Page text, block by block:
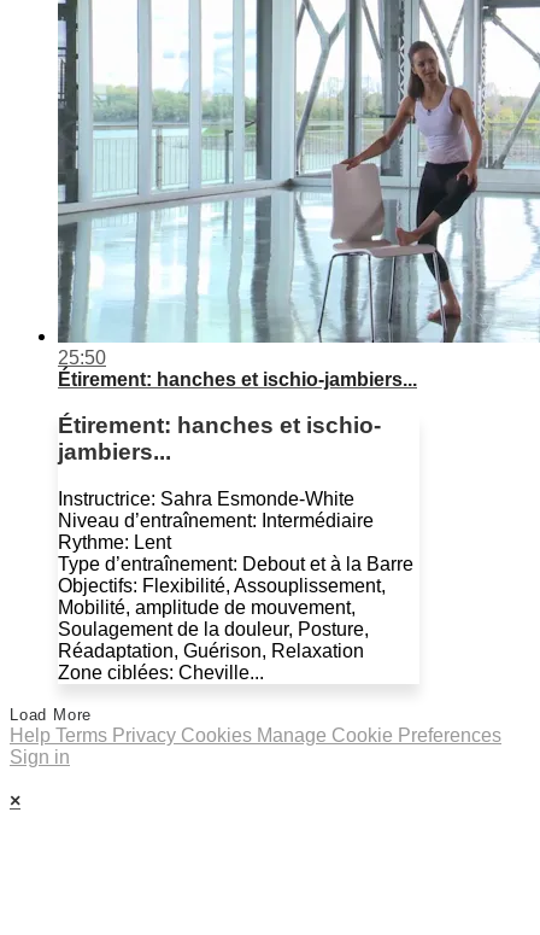
25:50
Étirement: hanches et ischio-jambiers...
Étirement: hanches et ischio-
jambiers...
Instructrice: Sahra Esmonde-White
Niveau d’entraînement: Intermédiaire
Rythme: Lent
Type d’entraînement: Debout et à la Barre
Objectifs: Flexibilité, Assouplissement,
Mobilité, amplitude de mouvement,
Soulagement de la douleur, Posture,
Réadaptation, Guérison, Relaxation
Zone ciblées: Cheville...
Load More
Help Terms Privacy Cookies Manage Cookie Preferences
Sign in
×